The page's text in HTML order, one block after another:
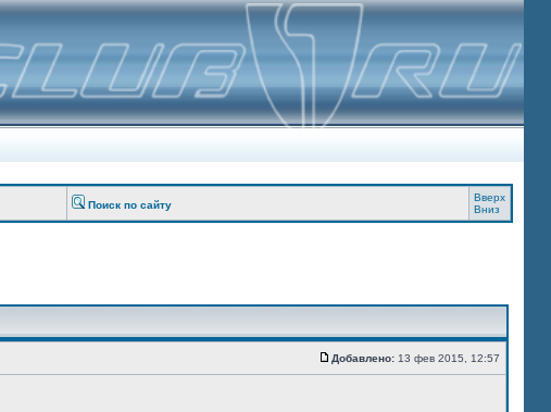
Поиск по сайту
Вверх
Вниз
Добавлено: 13 фев 2015, 12:57